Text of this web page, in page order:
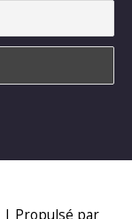
| Propulsé par